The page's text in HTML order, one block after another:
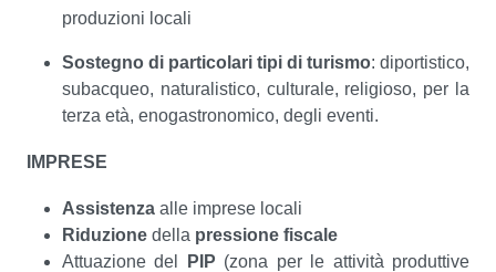
produzioni locali
Sostegno di particolari tipi di turismo: diportistico,
subacqueo, naturalistico, culturale, religioso, per la
terza età, enogastronomico, degli eventi.
IMPRESE
Assistenza alle imprese locali
Riduzione della pressione fiscale
Attuazione del
PIP (zona per le attività produttive